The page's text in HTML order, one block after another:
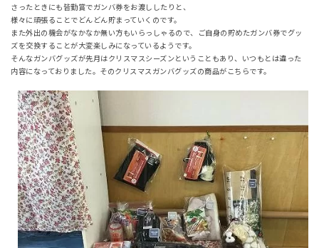
さったときにも皆勤賞でガンバ券をお渡ししたりと、
様々に頑張ることでどんどん貯まっていくのです。
また外出の機会がなかなか無い方もいらっしゃるので、ご自身の貯めたガンバ券でグッ
ズを交換することが大変楽しみになっているようです。
そんなガンバグッズが先月はクリスマスシーズンということもあり、いつもとは違った
内容になっておりました。そのクリスマスガンバグッズの商品がこちらです。